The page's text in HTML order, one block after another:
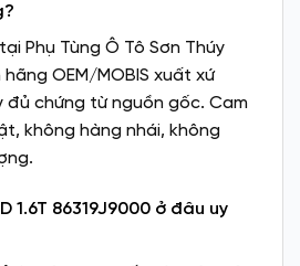
Phụ Tùng Ô Tô Sơn Thúy
OEM/MOBIS xuất xứ
đủ chứng từ nguồn gốc. Cam
không hàng nhái, không
1.6T 86319J9000 ở đâu uy